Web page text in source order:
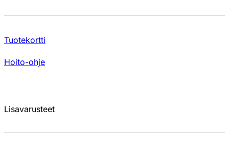
Tuotekortti
Hoito-ohje
Lisavarusteet